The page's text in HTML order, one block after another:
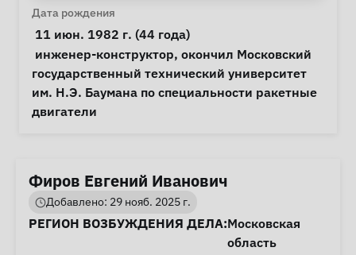
Личная информация
Дата рождения
11 июн. 1982 г. (44 года)
Примечания
государственный технический университет
им. Н.Э. Баумана по специальности ракетные
двигатели
Фиров Евгений Иванович
Добавлено: 29 нояб. 2025 г.
Информация о деле
РЕГИОН ВОЗБУЖДЕНИЯ ДЕЛА:Московская
область